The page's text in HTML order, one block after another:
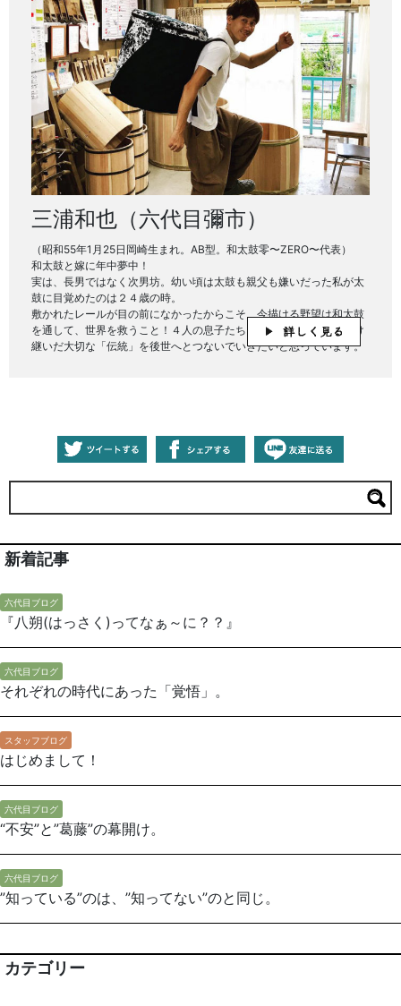
三浦和也（六代目彌市）
（昭和55年1月25日岡崎生まれ。AB型。和太鼓零〜ZERO〜代表）
和太鼓と嫁に年中夢中！
実は、長男ではなく次男坊。幼い頃は太鼓も親父も嫌いだった私が太
鼓に目覚めたのは２４歳の時。
敷かれたレールが目の前になかったからこそ、今描ける野望は和太鼓
を通して、世界を救うこと！４人の息子たちもみんな太鼓打ち！受け
継いだ大切な「伝統」を後世へとつないでいきたいと思っています。
新着記事
六代目ブログ
『八朔(はっさく)ってなぁ～に？？』
六代目ブログ
それぞれの時代にあった「覚悟」。
スタッフブログ
はじめまして！
六代目ブログ
“不安”と”葛藤”の幕開け。
六代目ブログ
”知っている”のは、”知ってない”のと同じ。
カテゴリー